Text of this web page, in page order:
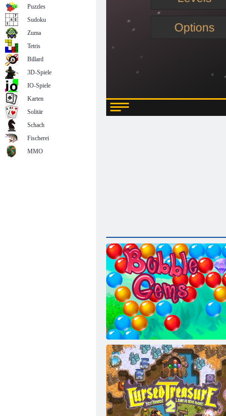
Puzzles
Sudoku
Zuma
Tetris
Billard
3D-Spiele
IO-Spiele
Karten
Solitär
Schach
Fischerei
MMO